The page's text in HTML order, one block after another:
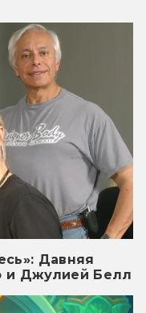
Давняя
и Джулией Белл